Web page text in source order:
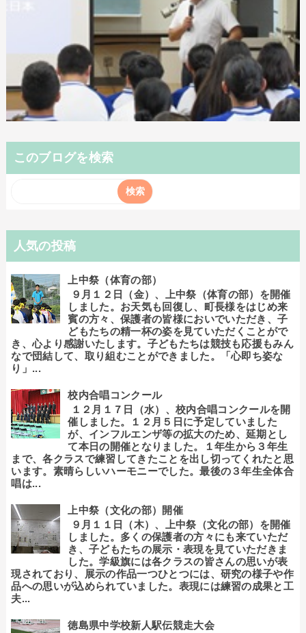
このブログを検索
人気の投稿
上中祭（体育の部）
９月１２日（金）、上中祭（体育の部）を開催
しました。お天気も回復し、町長様をはじめ来
賓の方々、保護者の皆様においでいただき、子
どもたちの精一杯の姿を見ていただくことがで
き、心より感謝いたします。子どもたちは競技も応援もみん
なで団結して、取り組むことができました。「心即ち姿な
り」...
校内合唱コンクール
１２月１７日（水）、校内合唱コンクールを開
催しました。１２月５日に予定していました
が、インフルエンザ等の拡大のため、延期とし
て本日の開催となりました。１年生から３年生
まで、各クラスで練習してきたことを出し切ってくれたと思
います。素晴らしいハーモニーでした。最後の３年生全体合
唱は...
上中祭（文化の部）開催
９月１１日（木）、上中祭（文化の部）を開催
しました。多くの保護者の方々にも来ていただ
き、子どもたちの展示・表現を見ていただきま
した。学級旗には各クラスの皆さんの思いが表
現されており、展示の作品一つひとつには、研究の様子や作
品への思いが込められていました。表現には練習の成果と工
夫...
徳島県中学校新人駅伝競走大会